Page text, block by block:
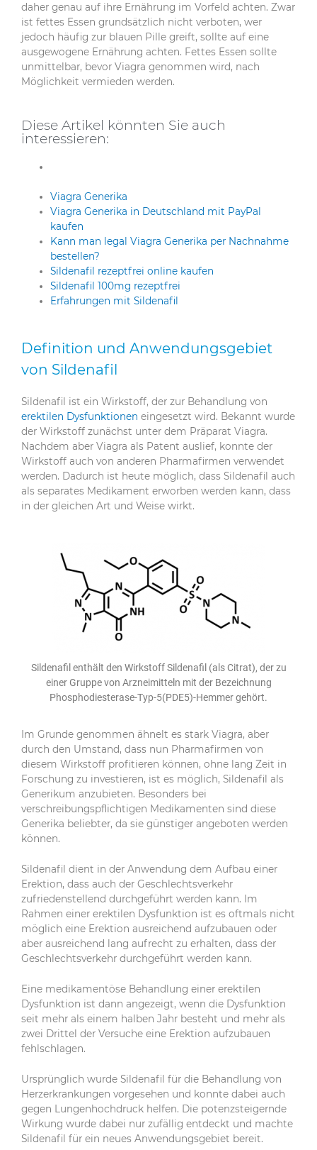
daher genau auf ihre Ernährung im Vorfeld achten. Zwar
ist fettes Essen grundsätzlich nicht verboten, wer
jedoch häufig zur blauen Pille greift, sollte auf eine
ausgewogene Ernährung achten. Fettes Essen sollte
unmittelbar, bevor Viagra genommen wird, nach
Möglichkeit vermieden werden.
Diese Artikel könnten Sie auch
interessieren:
Viagra Generika
Viagra Generika in Deutschland mit PayPal
kaufen
Kann man legal Viagra Generika per Nachnahme
bestellen?
Sildenafil rezeptfrei online kaufen
Sildenafil 100mg rezeptfrei
Erfahrungen mit Sildenafil
Definition und Anwendungsgebiet
von Sildenafil
Sildenafil ist ein Wirkstoff, der zur Behandlung von
erektilen Dysfunktionen eingesetzt wird. Bekannt wurde
der Wirkstoff zunächst unter dem Präparat Viagra.
Nachdem aber Viagra als Patent auslief, konnte der
Wirkstoff auch von anderen Pharmafirmen verwendet
werden. Dadurch ist heute möglich, dass Sildenafil auch
als separates Medikament erworben werden kann, dass
in der gleichen Art und Weise wirkt.
Sildenafil enthält den Wirkstoff Sildenafil (als Citrat), der zu
einer Gruppe von Arzneimitteln mit der Bezeichnung
Phosphodiesterase-Typ-5(PDE5)-Hemmer gehört.
Im Grunde genommen ähnelt es stark Viagra, aber
durch den Umstand, dass nun Pharmafirmen von
diesem Wirkstoff profitieren können, ohne lang Zeit in
Forschung zu investieren, ist es möglich, Sildenafil als
Generikum anzubieten. Besonders bei
verschreibungspflichtigen Medikamenten sind diese
Generika beliebter, da sie günstiger angeboten werden
können.
Sildenafil dient in der Anwendung dem Aufbau einer
Erektion, dass auch der Geschlechtsverkehr
zufriedenstellend durchgeführt werden kann. Im
Rahmen einer erektilen Dysfunktion ist es oftmals nicht
möglich eine Erektion ausreichend aufzubauen oder
aber ausreichend lang aufrecht zu erhalten, dass der
Geschlechtsverkehr durchgeführt werden kann.
Eine medikamentöse Behandlung einer erektilen
Dysfunktion ist dann angezeigt, wenn die Dysfunktion
seit mehr als einem halben Jahr besteht und mehr als
zwei Drittel der Versuche eine Erektion aufzubauen
fehlschlagen.
Ursprünglich wurde Sildenafil für die Behandlung von
Herzerkrankungen vorgesehen und konnte dabei auch
gegen Lungenhochdruck helfen. Die potenzsteigernde
Wirkung wurde dabei nur zufällig entdeckt und machte
Sildenafil für ein neues Anwendungsgebiet bereit.